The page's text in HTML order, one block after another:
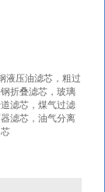
液压油滤芯，粗过
折叠滤芯，玻璃
滤芯，煤气过滤
滤芯，油气分离